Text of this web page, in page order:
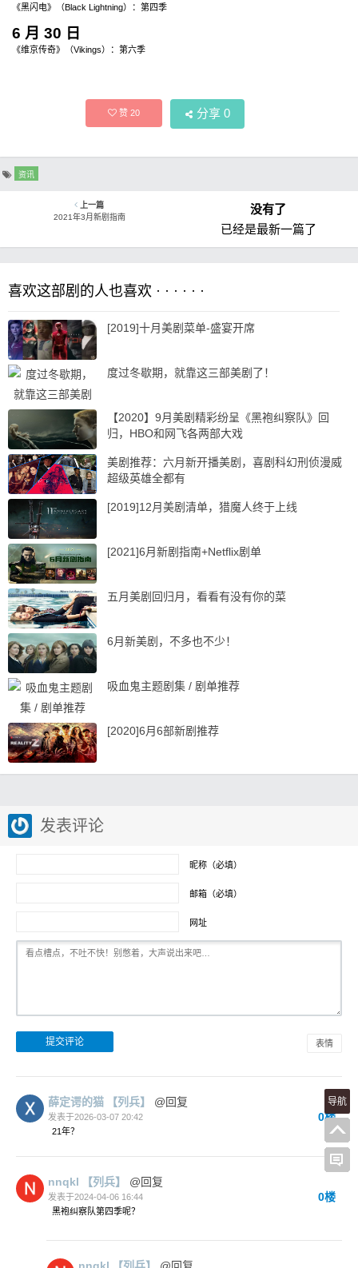
《黑闪电》（Black Lightning）：第四季
6 月 30 日
《维京传奇》（Vikings）：第六季
赞20 分享 0
资讯
上一篇
2021年3月新剧指南
没有了
已经是最新一篇了
喜欢这部剧的人也喜欢 · · · · · ·
[2019]十月美剧菜单-盛宴开席
度过冬歇期，就靠这三部美剧了！
【2020】9月美剧精彩纷呈《黑袍纠察队》回
归，HBO和网飞各两部大戏
美剧推荐：六月新开播美剧，喜剧科幻刑侦漫威
超级英雄全都有
[2019]12月美剧清单，猎魔人终于上线
[2021]6月新剧指南+Netflix剧单
五月美剧回归月，看看有没有你的菜
6月新美剧，不多也不少！
吸血鬼主题剧集 / 剧单推荐
[2020]6月6部新剧推荐
发表评论
昵称（必填）
邮箱（必填）
网址
表情
薛定谔的猫 【列兵】 @回复
发表于2026-03-07 20:42 0楼
21年？
nnqkl 【列兵】 @回复
发表于2024-04-06 16:44 0楼
黑袍纠察队第四季呢？
nnqkl 【列兵】 @回复
导航